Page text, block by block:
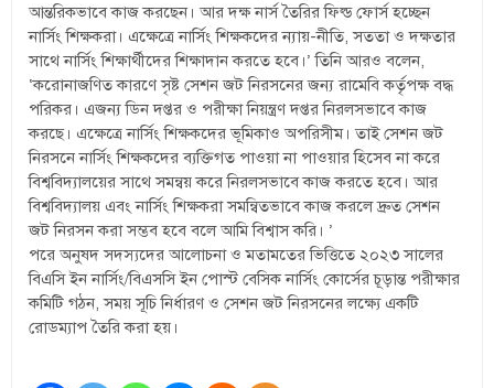
আন্তরিকভাবে কাজ করছেন। আর দক্ষ নার্স তৈরির ফিল্ড ফোর্স হচ্ছেন
নার্সিং শিক্ষকরা। এক্ষেত্রে নার্সিং শিক্ষকদের ন্যায়-নীতি, সততা ও দক্ষতার
সাথে নার্সিং শিক্ষার্থীদের শিক্ষাদান করতে হবে।’ তিনি আরও বলেন,
‘করোনাজণিত কারণে সৃষ্ট সেশন জট নিরসনের জন্য রামেবি কর্তৃপক্ষ বদ্ধ
পরিকর। এজন্য ডিন দপ্তর ও পরীক্ষা নিয়ন্ত্রণ দপ্তর নিরলসভাবে কাজ
করছে। এক্ষেত্রে নার্সিং শিক্ষকদের ভূমিকাও অপরিসীম। তাই সেশন জট
নিরসনে নার্সিং শিক্ষকদের ব্যক্তিগত পাওয়া না পাওয়ার হিসেব না করে
বিশ্ববিদ্যালয়ের সাথে সমন্বয় করে নিরলসভাবে কাজ করতে হবে। আর
বিশ্ববিদ্যালয় এবং নার্সিং শিক্ষকরা সমন্বিতভাবে কাজ করলে দ্রুত সেশন
জট নিরসন করা সম্ভব হবে বলে আমি বিশ্বাস করি। ’
পরে অনুষদ সদস্যদের আলোচনা ও মতামতের ভিত্তিতে ২০২৩ সালের
বিএসি ইন নার্সিং/বিএসসি ইন পোস্ট বেসিক নার্সিং কোর্সের চূড়ান্ত পরীক্ষার
কমিটি গঠন, সময় সূচি নির্ধারণ ও সেশন জট নিরসনের লক্ষ্যে একটি
রোডম্যাপ তৈরি করা হয়।